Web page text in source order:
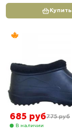
Купить
685 руб775 руб
В наличии